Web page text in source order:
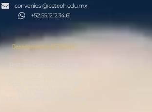
convenios @ ceteoh.edu.mx
+52.55.1212.34.61
Departamentos CETEOH®
Rectoria-Dirección General
Dpto. Dirección de Planteles
Dpto. Secretarías Generales
Dpto. Dirección Educativa Intl.
Dpto. Intercambio Internacional